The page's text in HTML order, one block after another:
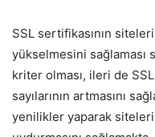
SSL sertifikasının
yükselmesini sağlaması
kriter olması, ileri de
sayılarının artmasını
yenilikler yaparak